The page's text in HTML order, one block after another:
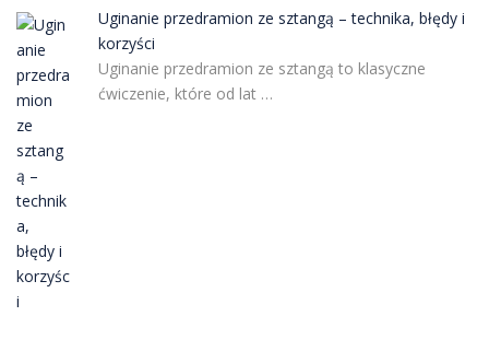
Uginanie przedramion ze sztangą – technika, błędy i
korzyści
Uginanie przedramion ze sztangą to klasyczne
ćwiczenie, które od lat …